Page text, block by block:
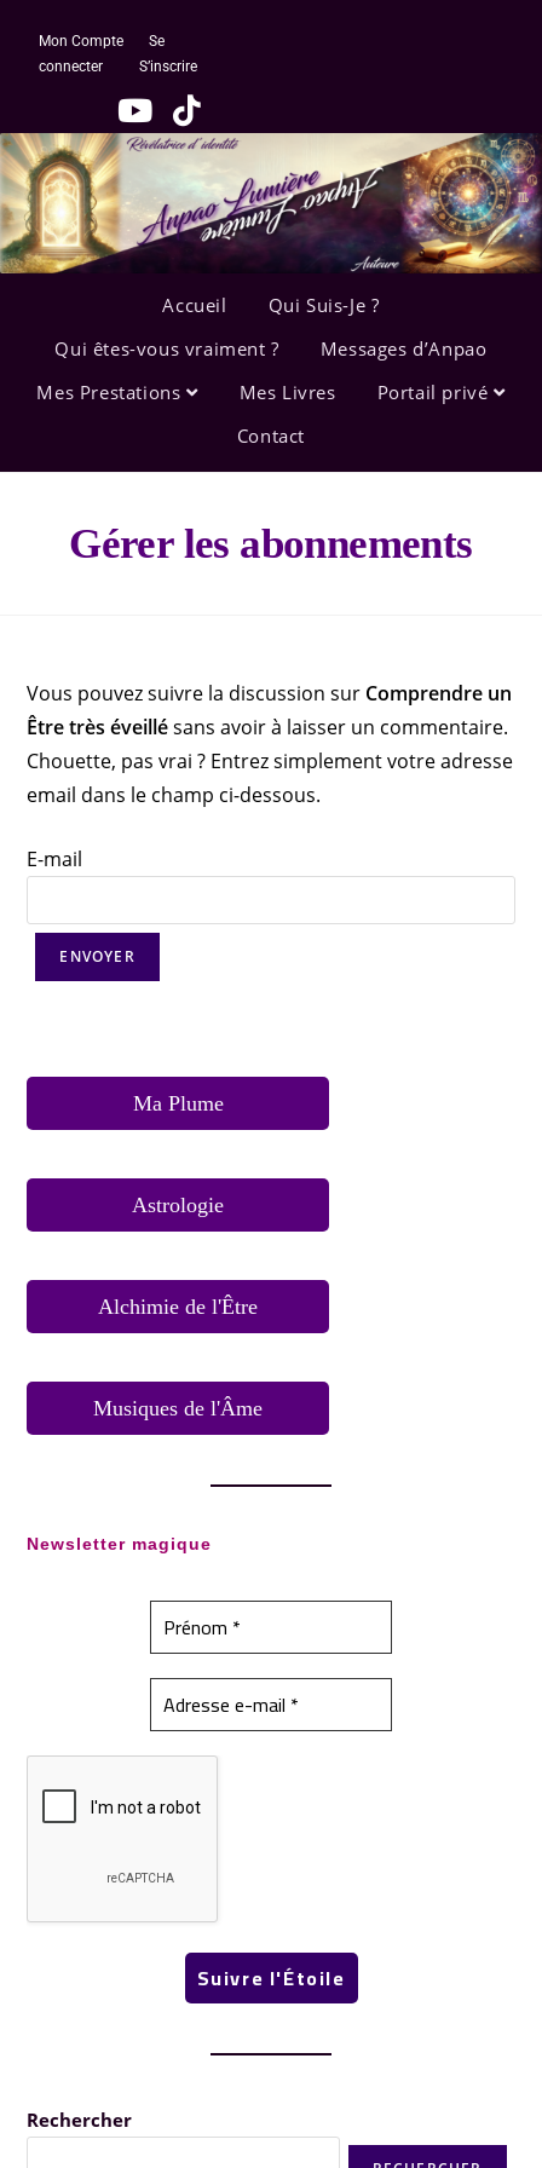
Mon Compte
Se
connecter
S’inscrire
Accueil
Qui Suis-Je ?
Qui êtes-vous vraiment ?
Messages d’Anpao
Mes Prestations
Mes Livres
Portail privé
Contact
Gérer les abonnements
Vous pouvez suivre la discussion sur Comprendre un
Être très éveillésans avoir à laisser un commentaire.
Chouette, pas vrai ? Entrez simplement votre adresse
email dans le champ ci-dessous.
E-mail
Ma Plume
Astrologie
Alchimie de l'Être
Musiques de l'Âme
Newsletter magique
Rechercher